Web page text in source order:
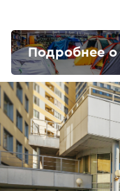
Подробнее о